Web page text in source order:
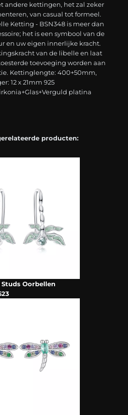
andere kettingen, het zal zeker
van casual tot formeel.
Ketting - BSN348 is meer dan
het is een symbool van de
en uw eigen innerlijke kracht.
van de libelle en laat
toevoeging worden aan
Kettinglengte: 400+50mm,
12 x 21mm 925
platina
producten:
Oorbellen